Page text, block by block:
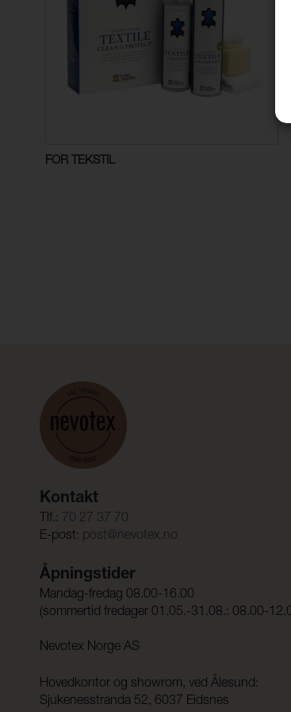
FOR TEKSTIL
Kontakt
Tlf.: 70 27 37 70
E-post: post@nevotex.no
Åpningstider
Mandag-fredag 08.00-16.00
(sommertid fredager 01.05.-31.08.: 08.00-
Nevotex Norge AS
Hovedkontor og showrom, ved Ålesund:
Sjukenesstranda 52, 6037 Eidsnes